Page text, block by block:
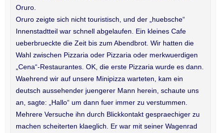
Oruro.
Oruro zeigte sich nicht touristisch, und der „huebsche“
Innenstadtteil war schnell abgelaufen. Ein kleines Cafe
ueberbrueckte die Zeit bis zum Abendbrot. Wir hatten die
Wahl zwischen Pizzaria oder Pizzaria oder merkwuerdigen
„Cena“-Restaurantes. OK, die erste Pizzaria wurde es dann.
Waehrend wir auf unsere Minipizza warteten, kam ein
deutsch aussehender juengerer Mann herein, schaute uns
an, sagte: „Hallo“ um dann fuer immer zu verstummen.
Mehrere Versuche ihn durch Blickkontakt gespraechiger zu
machen scheiterten klaeglich. Er war mit seiner Wagenrad